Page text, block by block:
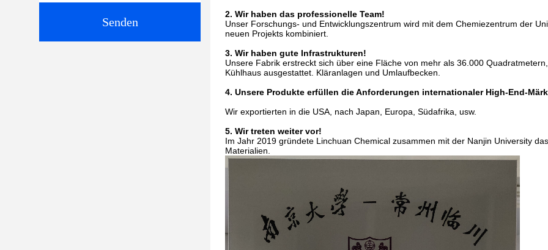
Senden
2. Wir haben das professionelle Team!
Unser Forschungs- und Entwicklungszentrum wird mit dem Chemiezentrum der
neuen Projekts kombiniert.
3. Wir haben gute Infrastrukturen!
Unsere Fabrik erstreckt sich über eine Fläche von mehr als 36.000
Kühlhaus ausgestattet. Kläranlagen und Umlaufbecken.
4. Unsere Produkte erfüllen die Anforderungen internationaler High-End-
Wir exportierten in die USA, nach Japan, Europa, Südafrika, usw.
5. Wir treten weiter vor!
Im Jahr 2019 gründete Linchuan Chemical zusammen mit der Nanjin University
Materialien.